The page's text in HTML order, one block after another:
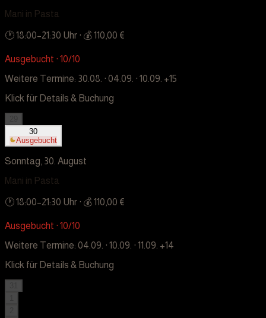
Mani in Pasta
🕐18:00–21:30 Uhr · 💰 110,00 €
Ausgebucht · 10/10
Weitere Termine: 30.08. · 04.09. · 10.09. +15
Klick für Details & Buchung
30
Ausgebucht
Sonntag, 30. August
Mani in Pasta
🕐18:00–21:30 Uhr · 💰 110,00 €
Ausgebucht · 10/10
Weitere Termine: 04.09. · 10.09. · 11.09. +14
Klick für Details & Buchung